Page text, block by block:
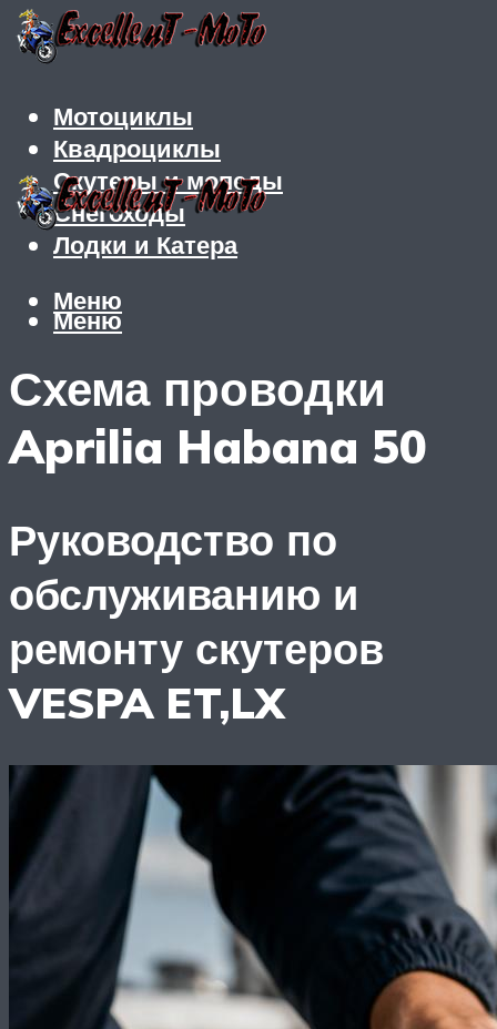
Мотоциклы
Квадроциклы
Скутеры и мопеды
Снегоходы
Лодки и Катера
Меню
Меню
Схема проводки
Aprilia Habana 50
Руководство по
обслуживанию и
ремонту скутеров
VESPA ET,LX